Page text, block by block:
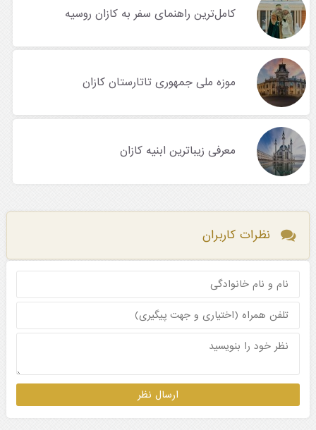
کامل‌ترین راهنمای سفر به کازان روسیه
موزه ملی جمهوری تاتارستان کازان
معرفی زیباترین ابنیه کازان
نظرات کاربران